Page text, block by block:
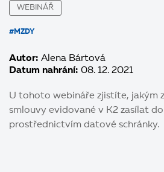
WEBINÁŘ
#MZDY
Autor: Alena Bártová
Datum nahrání: 08. 12. 2021
U tohoto webináře zjistíte, jakým
smlouvy evidované v K2 zasílat
prostřednictvím datové schránky.